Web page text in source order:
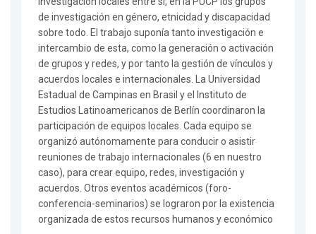
de investigación en género, etnicidad y discapacidad
sobre todo. El trabajo suponía tanto investigación e
intercambio de esta, como la generación o activación
de grupos y redes, y por tanto la gestión de vínculos y
acuerdos locales e internacionales. La Universidad
Estadual de Campinas en Brasil y el Instituto de
Estudios Latinoamericanos de Berlín coordinaron la
participación de equipos locales. Cada equipo se
organizó autónomamente para conducir o asistir
reuniones de trabajo internacionales (6 en nuestro
caso), para crear equipo, redes, investigación y
acuerdos. Otros eventos académicos (foro-
conferencia-seminarios) se lograron por la existencia
organizada de estos recursos humanos y económico